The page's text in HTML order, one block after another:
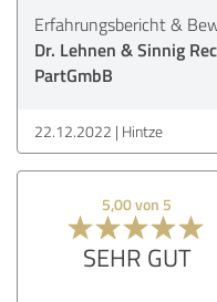
Erfahrungsbericht &
Dr. Lehnen & Sinnig
PartGmbB
22.12.2022 Hintze
5,00 von 5
SEHR GUT